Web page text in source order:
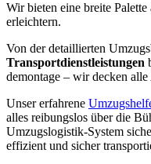
Wir bieten eine breite
erleichtern.
Von der detaillierten
Transportdienstleistungen
demontage – wir decken
Unser erfahrene
alles reibungslos über die
Umzugslogistik-System
effizient und sicher